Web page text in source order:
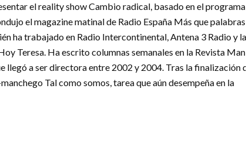
el reality show Cambio radical, basado en el programa
el magazine matinal de Radio España Más que
ha trabajado en Radio Intercontinental, Antena 3 Radio y la
Teresa. Ha escrito columnas semanales en la Revista
llegó a ser directora entre 2002 y 2004. Tras la finalización
Tal como somos, tarea que aún desempeña en la